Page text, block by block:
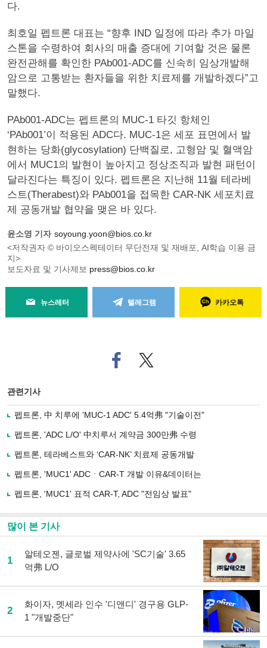
다.
최호일 펩트론 대표는 “향후 IND 일정에 따라 추가 마일
스톤을 수령하여 회사의 매출 증대에 기여할 것은 물론
완전관해를 확인한 PAb001-ADC를 신속히 임상개발해
암으로 고통받는 환자들을 위한 치료제를 개발하겠다”고
말했다.
PAb001-ADC는 펩트론의 MUC-1 타깃 항체인
‘PAb001’이 적용된 ADC다. MUC-1은 세포 표면에서 발
현하는 당화(glycosylation) 단백질로, 고형암 및 혈액암
에서 MUC1의 발현이 높아지고 정상조직과 발현 패턴이
달라진다는 특징이 있다. 펩트론은 지난해 11월 테라베
스트(Therabest)와 PAb001을 접목한 CAR-NK 세포치료
제 공동개발 협약을 맺은 바 있다.
윤소영 기자 soyoung.yoon@bios.co.kr
<저작권자 © 바이오스펙테이터 무단전재 및 재배포, AI학습 이용 금
지>
보도자료 및 기사제보 press@bios.co.kr
뉴스레터 텔레그램 카카오톡
페
이
로
사
유
기
트위
터로
관련기사
펩트론, 中 치루에 'MUC-1 ADC' 5.4억弗 "기술이전"
펩트론, 'ADC L/O' 中치루서 계약금 300만弗 수령
펩트론, 테라베스트와 ‘CAR-NK’ 치료제 공동개발
펩트론, 'MUC1' ADCㆍCAR-T 개발 이유&데이터는
펩트론, 'MUC1' 표적 CAR-T, ADC "전임상 발표"
많이 본 기사
1
알테오젠, 글로벌 제약사에 'SC기술' 3.65
억弗 L/O
2
화이자, 멧세라 인수 '디앤디' 경구용 GLP-
1 "개발중단"